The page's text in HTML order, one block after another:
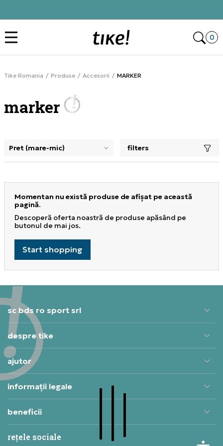
0
Tike Romania Produse Accesorii MARKER
marker
selectarea unui filtru închide panoul de filtre, încarcă
filters
Momentan nu există produse de afișat pe această
pagină.
Descoperă oferta noastră de produse apăsând pe
butonul de mai jos.
Start shopping
sc bds ro sport srl
despre tike
ajutor
informații legale
beneficii
rețele sociale